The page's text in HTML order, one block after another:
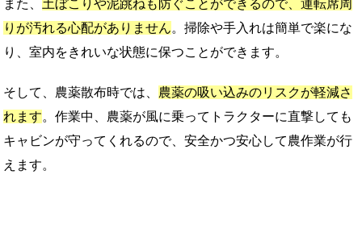
また、 土ぼこりや泥跳ねも防ぐことができるので、運転席周
りが汚れる心配がありません。掃除や手入れは簡単で楽にな
り、室内をきれいな状態に保つことができます。
そして、農薬散布時では、 農薬の吸い込みのリスクが軽減さ
れます。作業中、農薬が風に乗ってトラクターに直撃しても
キャビンが守ってくれるので、安全かつ安心して農作業が行
えます。